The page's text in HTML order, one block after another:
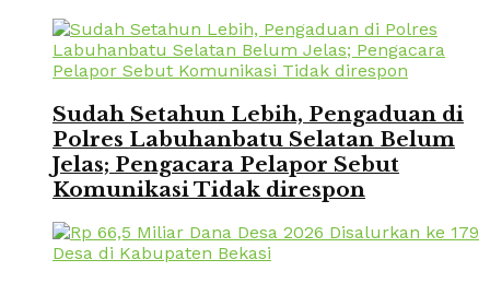
Sudah Setahun Lebih, Pengaduan di
Polres Labuhanbatu Selatan Belum
Jelas; Pengacara Pelapor Sebut
Komunikasi Tidak direspon